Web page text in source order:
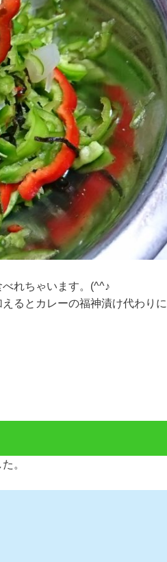
れちゃいます。(^^♪
るとカレーの福神漬け代わりに
。